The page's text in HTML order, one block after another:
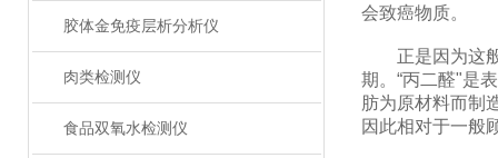
胶体金免疫层析分析仪
肉类检测仪
食品双氧水检测仪
会致癌物质。
正是因为这般
期。“丙二醛"是
肪为原材料而制
因此相对于一般